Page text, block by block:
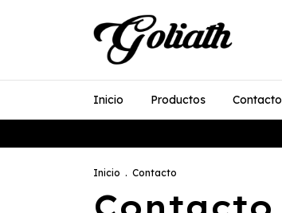
Inicio Productos Contacto
Inicio . Contacto